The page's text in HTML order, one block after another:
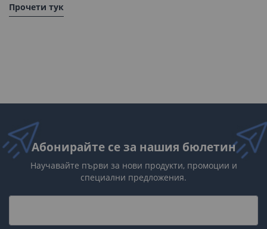
Прочети тук
Абонирайте се за нашия бюлетин
Научавайте първи за нови продукти, промоции и
специални предложения.